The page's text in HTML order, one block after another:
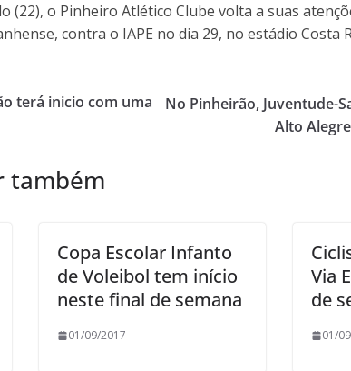
(22), o Pinheiro Atlético Clube volta a suas
contra o IAPE no dia 29, no estádio Costa
terá inicio com uma
No Pinheirão, Juventude-
Alto
também
Copa Escolar Infanto
de Voleibol tem início
neste final de semana
01/09/2017
Via
de
01/